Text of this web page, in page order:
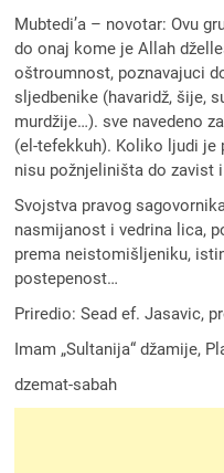
Mubtedi’a – novotar: Ovu
do onaj kome je Allah
oštroumnost, poznavajuci
sljedbenike (havaridž, šije,
murdžije…). sve navedeno
(el-tefekkuh). Koliko ljudi je
nisu požnjeliništa do zavist
Svojstva pravog
nasmijanost i vedrina lica,
prema neistomišljeniku,
postepenost…
Priredio: Sead ef. Jasavic,
Imam „Sultanija“ džamije,
dzemat-sabah